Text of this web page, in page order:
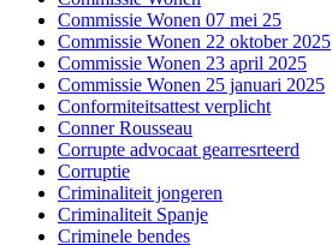
Commissie Wonen 07 mei 25
Commissie Wonen 22 oktober 2025
Commissie Wonen 23 april 2025
Commissie Wonen 25 januari 2025
Conformiteitsattest verplicht
Conner Rousseau
Corrupte advocaat gearresrteerd
Corruptie
Criminaliteit jongeren
Criminaliteit Spanje
Criminele bendes